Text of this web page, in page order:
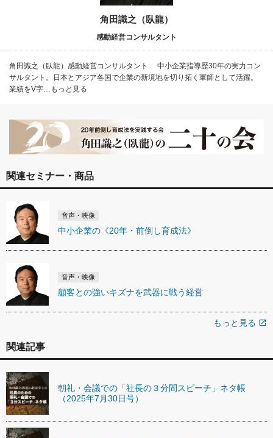
角田識之（臥龍）
感動経営コンサルタント
角田識之（臥龍）感動経営コンサルタント 中小企業指導歴30年の実力コン
サルタント。日本とアジア各国で企業の新境地を切り拓く軍師として活躍。
業績をV字…もっと見る
関連セミナー・商品
音声・映像
中小企業の《20年・前倒し育成法》
音声・映像
顧客との強いキズナを武器に戦う経営
もっと見る open_in_new
関連記事
朝礼・会議での「社長の３分間スピーチ」ネタ帳
（2025年7月30日号）